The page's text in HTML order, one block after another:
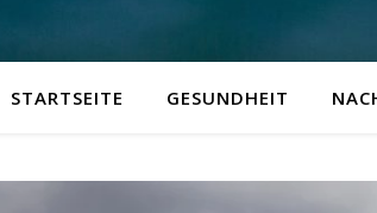
STARTSEITE GESUNDHEIT